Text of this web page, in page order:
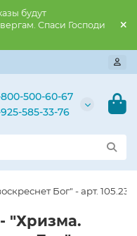
будут
Спаси Господи
500-60-67
585-33-76
Бог" - арт. 105.233
"Хризма.